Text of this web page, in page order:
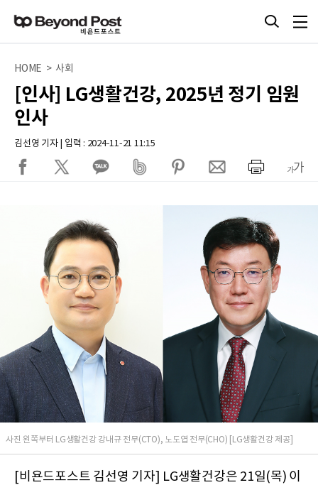
HOME > 사회
[인사] LG생활건강, 2025년 정기 임원
인사
김선영 기자 | 입력 : 2024-11-21 11:15
사진 왼쪽부터 LG생활건강 강내규 전무(CTO), 노도엽 전무(CHO) [LG생활건강 제공]
[비욘드포스트 김선영 기자] LG생활건강은 21일(목) 이